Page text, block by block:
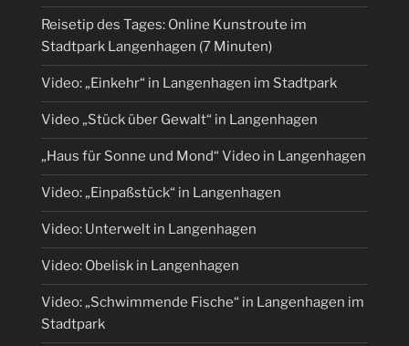
Reisetip des Tages: Online Kunstroute im
Stadtpark Langenhagen (7 Minuten)
Video: „Einkehr“ in Langenhagen im Stadtpark
Video „Stück über Gewalt“ in Langenhagen
„Haus für Sonne und Mond“ Video in Langenhagen
Video: „Einpaßstück“ in Langenhagen
Video: Unterwelt in Langenhagen
Video: Obelisk in Langenhagen
Video: „Schwimmende Fische“ in Langenhagen im
Stadtpark